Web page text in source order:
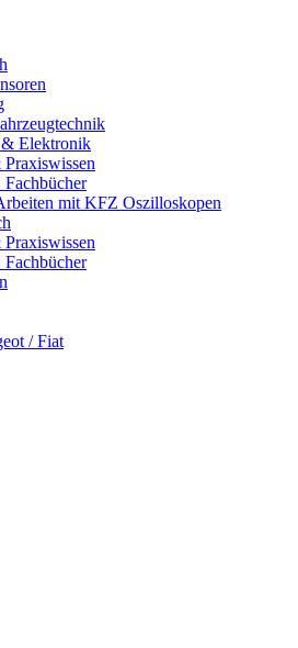
Elektronik
mit KFZ Oszilloskopen
/ Fiat